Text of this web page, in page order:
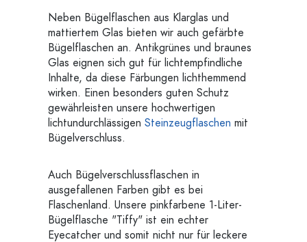
Neben Bügelflaschen aus Klarglas und
mattiertem Glas bieten wir auch gefärbte
Bügelflaschen an. Antikgrünes und braunes
Glas eignen sich gut für lichtempfindliche
Inhalte, da diese Färbungen lichthemmend
wirken. Einen besonders guten Schutz
gewährleisten unsere hochwertigen
lichtundurchlässigen Steinzeugflaschen mit
Bügelverschluss.
Auch Bügelverschlussflaschen in
ausgefallenen Farben gibt es bei
Flaschenland. Unsere pinkfarbene 1-Liter-
Bügelflasche "Tiffy" ist ein echter
Eyecatcher und somit nicht nur für leckere